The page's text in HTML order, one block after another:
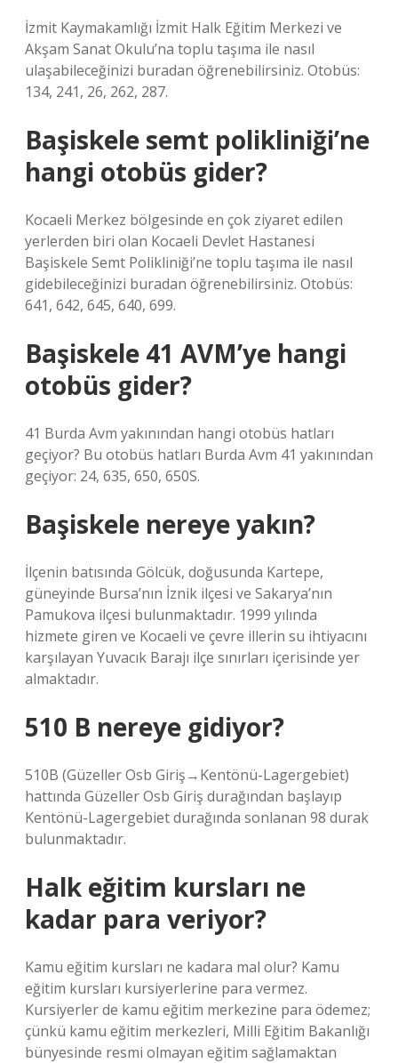
İzmit Kaymakamlığı İzmit Halk Eğitim Merkezi ve
Akşam Sanat Okulu’na toplu taşıma ile nasıl
ulaşabileceğinizi buradan öğrenebilirsiniz. Otobüs:
134, 241, 26, 262, 287.
Başiskele semt polikliniği’ne
hangi otobüs gider?
Kocaeli Merkez bölgesinde en çok ziyaret edilen
yerlerden biri olan Kocaeli Devlet Hastanesi
Başiskele Semt Polikliniği’ne toplu taşıma ile nasıl
gidebileceğinizi buradan öğrenebilirsiniz. Otobüs:
641, 642, 645, 640, 699.
Başiskele 41 AVM’ye hangi
otobüs gider?
41 Burda Avm yakınından hangi otobüs hatları
geçiyor? Bu otobüs hatları Burda Avm 41 yakınından
geçiyor: 24, 635, 650, 650S.
Başiskele nereye yakın?
İlçenin batısında Gölcük, doğusunda Kartepe,
güneyinde Bursa’nın İznik ilçesi ve Sakarya’nın
Pamukova ilçesi bulunmaktadır. 1999 yılında
hizmete giren ve Kocaeli ve çevre illerin su ihtiyacını
karşılayan Yuvacık Barajı ilçe sınırları içerisinde yer
almaktadır.
510 B nereye gidiyor?
510B (Güzeller Osb Giriş→Kentönü-Lagergebiet)
hattında Güzeller Osb Giriş durağından başlayıp
Kentönü-Lagergebiet durağında sonlanan 98 durak
bulunmaktadır.
Halk eğitim kursları ne
kadar para veriyor?
Kamu eğitim kursları ne kadara mal olur? Kamu
eğitim kursları kursiyerlerine para vermez.
Kursiyerler de kamu eğitim merkezine para ödemez;
çünkü kamu eğitim merkezleri, Milli Eğitim Bakanlığı
bünyesinde resmi olmayan eğitim sağlamaktan